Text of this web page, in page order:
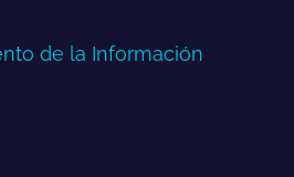
de la Información